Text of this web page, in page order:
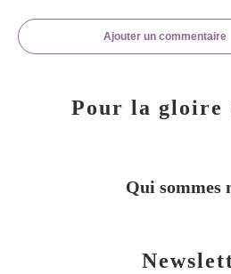
Ajouter un commentaire
Pour la gloire
Qui sommes